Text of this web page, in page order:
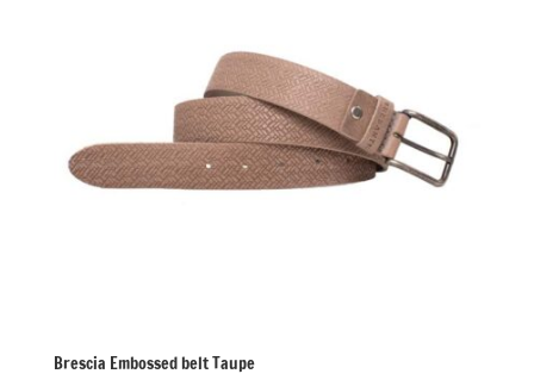
Brescia Embossed belt Taupe